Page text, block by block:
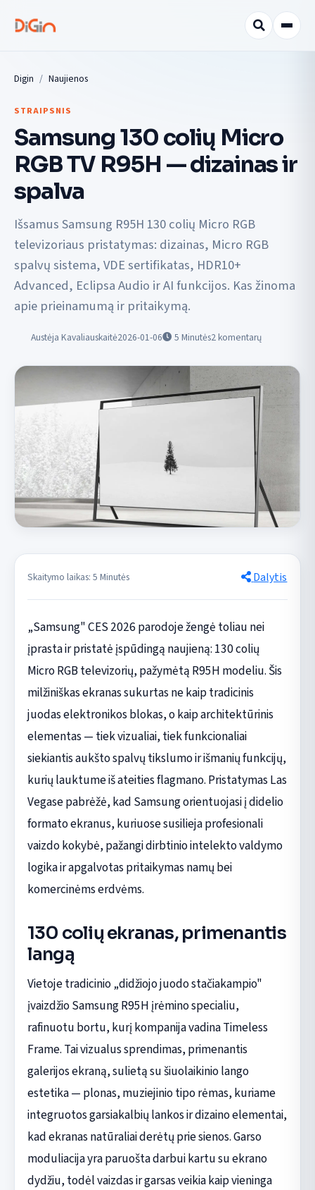
Digin Naujienos
STRAIPSNIS
Samsung 130 colių Micro
RGB TV R95H — dizainas ir
spalva
Išsamus Samsung R95H 130 colių Micro RGB
televizoriaus pristatymas: dizainas, Micro RGB
spalvų sistema, VDE sertifikatas, HDR10+
Advanced, Eclipsa Audio ir AI funkcijos. Kas žinoma
apie prieinamumą ir pritaikymą.
Austėja Kavaliauskaitė2026-01-06 5 Minutės2 komentarų
Skaitymo laikas: 5 Minutės Dalytis
„Samsung" CES 2026 parodoje žengė toliau nei
įprasta ir pristatė įspūdingą naujieną: 130 colių
Micro RGB televizorių, pažymėtą R95H modeliu. Šis
milžiniškas ekranas sukurtas ne kaip tradicinis
juodas elektronikos blokas, o kaip architektūrinis
elementas — tiek vizualiai, tiek funkcionaliai
siekiantis aukšto spalvų tikslumo ir išmanių funkcijų,
kurių lauktume iš ateities flagmano. Pristatymas Las
Vegase pabrėžė, kad Samsung orientuojasi į didelio
formato ekranus, kuriuose susilieja profesionali
vaizdo kokybė, pažangi dirbtinio intelekto valdymo
logika ir apgalvotas pritaikymas namų bei
komercinėms erdvėms.
130 colių ekranas, primenantis
langą
Vietoje tradicinio „didžiojo juodo stačiakampio"
įvaizdžio Samsung R95H įrėmino specialiu,
rafinuotu bortu, kurį kompanija vadina Timeless
Frame. Tai vizualus sprendimas, primenantis
galerijos ekraną, sulietą su šiuolaikinio lango
estetika — plonas, muziejinio tipo rėmas, kuriame
integruotos garsiakalbių lankos ir dizaino elementai,
kad ekranas natūraliai derėtų prie sienos. Garso
moduliacija yra paruošta darbui kartu su ekrano
dydžiu, todėl vaizdas ir garsas veikia kaip vieninga